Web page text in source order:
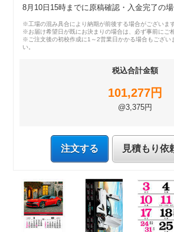
8月10日15時までに原稿確認・入金完了の
※工場の混み具合により納期が前後する場合がございます
※お届け希望日が既にお決まりの場合は、必ず事前にご
※ご注文後の初校作成に1～2営業日かかる場合もござい
い。
税込合計金額
101,277円
@3,375円
注文する 見積もり依